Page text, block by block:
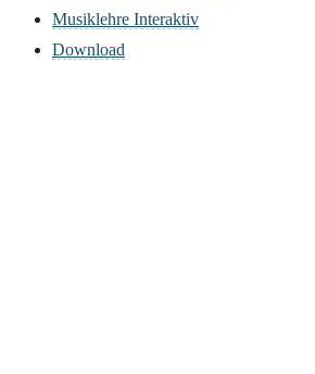
Musiklehre Interaktiv
Download